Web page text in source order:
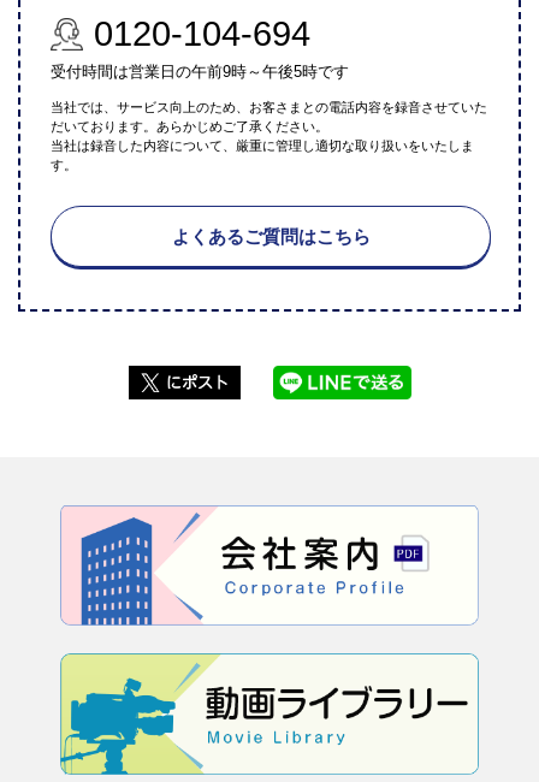
0120-104-694
受付時間は営業日の午前9時～午後5時です
当社では、サービス向上のため、お客さまとの電話内容を録音させていた
だいております。あらかじめご了承ください。
当社は録音した内容について、厳重に管理し適切な取り扱いをいたしま
す。
よくあるご質問はこちら